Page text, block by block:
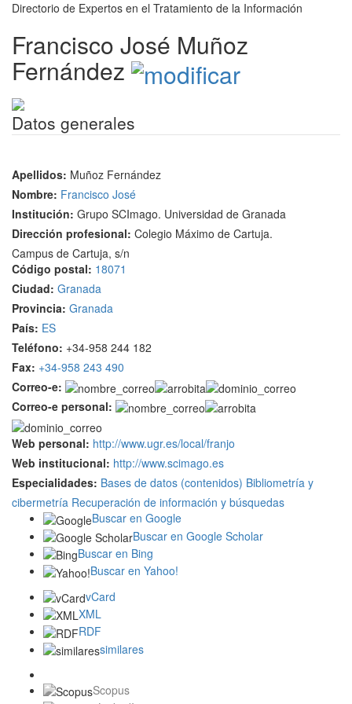
Directorio de Expertos en el Tratamiento de la Información
Francisco José Muñoz
Fernández
Datos generales
Apellidos: Muñoz Fernández
Nombre: Francisco José
Institución: Grupo SCImago. Universidad de Granada
Dirección profesional: Colegio Máximo de Cartuja.
Campus de Cartuja, s/n
Código postal: 18071
Ciudad: Granada
Provincia: Granada
País: ES
Teléfono: +34-958 244 182
Fax: +34-958 243 490
Correo-e:
Correo-e personal:
Web personal: http://www.ugr.es/local/franjo
Web institucional: http://www.scimago.es
Especialidades: Bases de datos (contenidos) Bibliometría y
cibermetría Recuperación de información y búsquedas
Buscar en Google
Buscar en Google Scholar
Buscar en Bing
Buscar en Yahoo!
vCard
XML
RDF
similares
Scopus